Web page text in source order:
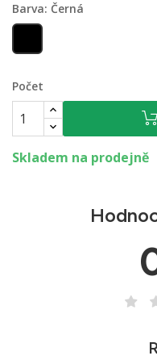
Barva: Černá
Černá
Počet
Skladem na prodejně